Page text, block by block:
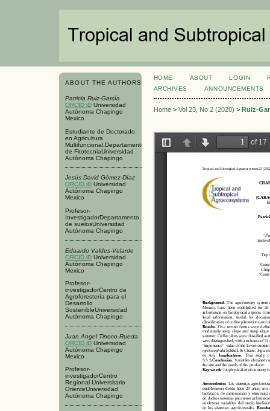
ABOUT THE AUTHORS
Patricia Ruiz-García
ORCID iD Universidad
Autónoma Chapingo
Mexico
Estudiante de Doctorado
en Agricultura
Multifuncional.Departamento
de FitotecniaUniversidad
Autónoma Chapingo
Jesús David Gómez-Díaz
ORCID iD Universidad
Autónoma Chapingo
Mexico
Profesor-
InvestigadorDepartamento
de suelosUniversidad
Autónoma Chapingo
Eduardo Valdes-Velarde
ORCID iD Universidad
Autónoma Chapingo
Mexico
Profesor-
investigadorCentro de
Agroforestería para el
Desarrollo
SostenibleUniversidad
Autónoma Chapingo
Juan Angel Tinoco-Rueda
ORCID iD Universidad
Autónoma Chapingo
Mexico
Profesor-
investigadorCentro
Regional Universitario
OrienteUniversidad
Autónoma Chapingo
HOME ABOUT LOGIN
ARCHIVES
ANNOUNCEMENTS
Home> Vol 23, No 2 (2020) > Ruiz-